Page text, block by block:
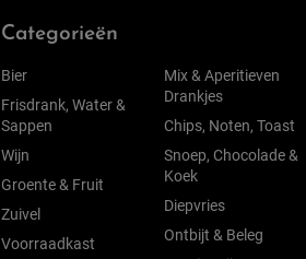
Categorieën
Bier
Frisdrank, Water &
Sappen
Wijn
Groente & Fruit
Zuivel
Voorraadkast
Mix & Aperitieven
Drankjes
Chips, Noten, Toast
Snoep, Chocolade &
Koek
Diepvries
Ontbijt & Beleg